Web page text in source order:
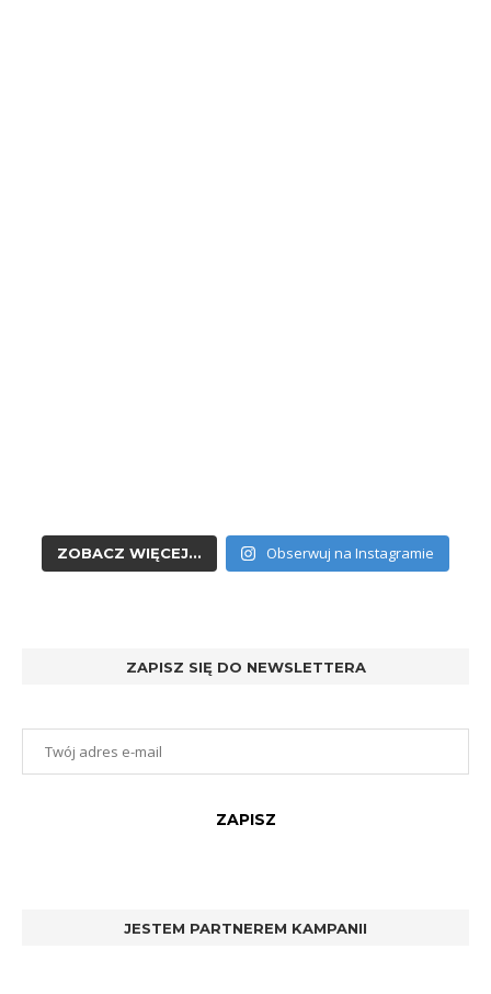
ZOBACZ WIĘCEJ... Obserwuj na Instagramie
ZAPISZ SIĘ DO NEWSLETTERA
JESTEM PARTNEREM KAMPANII